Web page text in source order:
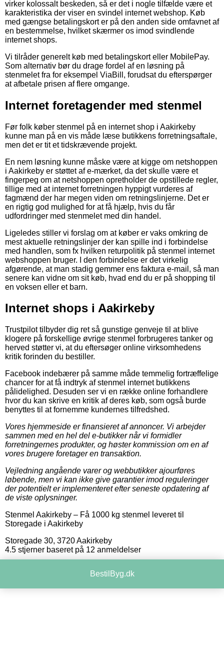
virker kolossalt beskeden, så er det i nogle tilfælde være et
karakteristika der viser en svindel internet webshop. Køb
med gængse betalingskort er på den anden side omfavnet af
en bestemmelse, hvilket skærmer os imod svindlende
internet shops.
Vi tilråder generelt køb med betalingskort eller MobilePay.
Som alternativ bør du drage fordel af en løsning på
stenmelet fra for eksempel ViaBill, forudsat du efterspørger
at afbetale prisen af flere omgange.
Internet foretagender med stenmel
Før folk køber stenmel på en internet shop i Aakirkeby
kunne man på en vis måde læse butikkens forretningsaftale,
men det er tit et tidskrævende projekt.
En nem løsning kunne måske være at kigge om netshoppen
i Aakirkeby er støttet af e-mærket, da det skulle være et
fingerpeg om at netshoppen opretholder de opstillede regler,
tillige med at internet forretningen hyppigt vurderes af
fagmænd der har megen viden om retningslinjerne. Det er
en rigtig god mulighed for at få hjælp, hvis du får
udfordringer med stenmelet med din handel.
Ligeledes stiller vi forslag om at køber er vaks omkring de
mest aktuelle retningslinjer der kan spille ind i forbindelse
med handlen, som fx hvilken returpolitik på stenmel internet
webshoppen bruger. I den forbindelse er det virkelig
afgørende, at man stadig gemmer ens faktura e-mail, så man
senere kan vidne om sit køb, hvad end du er på shopping til
en voksen eller et barn.
Internet shops i Aakirkeby
Trustpilot tilbyder dig ret så gunstige genveje til at blive
klogere på forskellige øvrige stenmel forbrugeres tanker og
herved støtter vi, at du eftersøger online virksomhedens
kritik forinden du bestiller.
Facebook indebærer på samme måde temmelig fortræffelige
chancer for at få indtryk af stenmel internet butikkens
pålidelighed. Desuden ser vi en række online forhandlere
hvor du kan skrive en kritik af deres køb, som også burde
benyttes til at fornemme kundernes tilfredshed.
Vores hjemmeside er finansieret af annoncer. Vi arbejder
sammen med en hel del e-butikker når vi formidler
forretningernes produkter, og høster kommission om en af
vores brugere foretager en transaktion.
Vejledning angående varer og webbutikker ajourføres
løbende, men vi kan ikke give garantier imod reguleringer
der potentielt er implementeret efter seneste opdatering af
de viste oplysninger.
Stenmel Aakirkeby – Få 1000 kg stenmel leveret til
Storegade i Aakirkeby
Storegade 30, 3720Aakirkeby
4.5 stjerner baseret på 12 anmeldelser
BestilByg.dk